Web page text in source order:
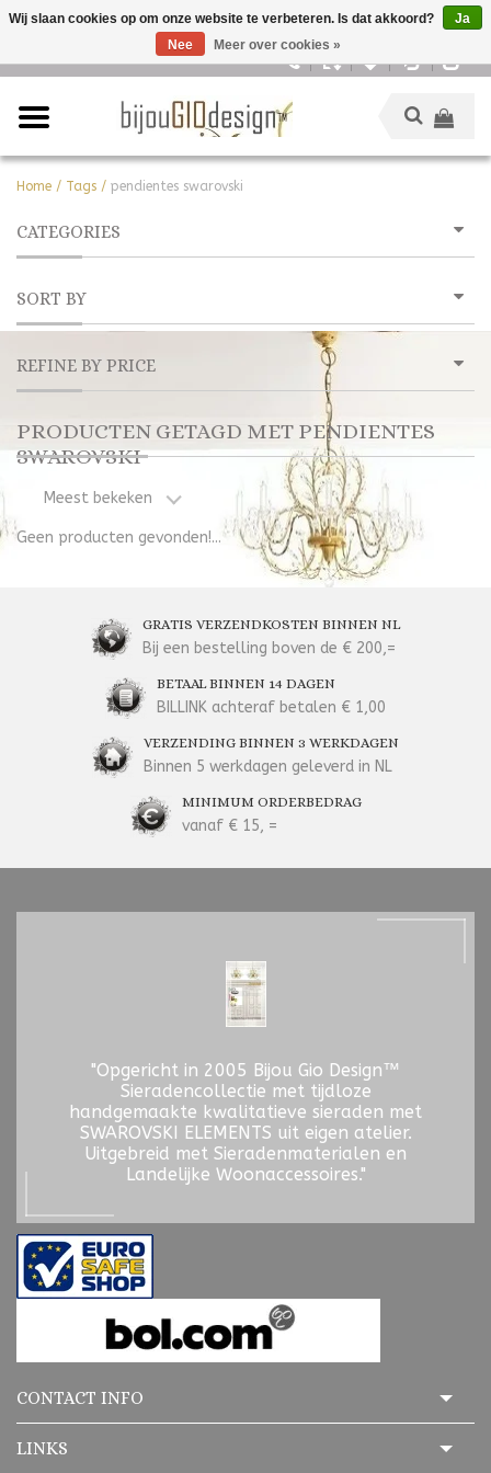
Home / Tags / pendientes swarovski
CATEGORIES
SORT BY
REFINE BY PRICE
PRODUCTEN GETAGD MET PENDIENTES
SWAROVSKI
Meest bekeken
Geen producten gevonden!...
GRATIS VERZENDKOSTEN BINNEN NL
Bij een bestelling boven de € 200,=
BETAAL BINNEN 14 DAGEN
BILLINK achteraf betalen € 1,00
VERZENDING BINNEN 3 WERKDAGEN
Binnen 5 werkdagen geleverd in NL
MINIMUM ORDERBEDRAG
vanaf € 15, =
"Opgericht in 2005 Bijou Gio Design™
Sieradencollectie met tijdloze
handgemaakte kwalitatieve sieraden met
SWAROVSKI ELEMENTS uit eigen atelier.
Uitgebreid met Sieradenmaterialen en
Landelijke Woonaccessoires."
CONTACT INFO
LINKS
Wij slaan cookies op om onze website te verbeteren. Is dat akkoord?
Ja
Nee
Meer over cookies »